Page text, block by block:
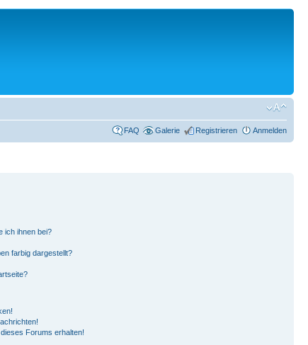
FAQ Galerie Registrieren Anmelden
ich ihnen bei?
farbig dargestellt?
Forums erhalten!